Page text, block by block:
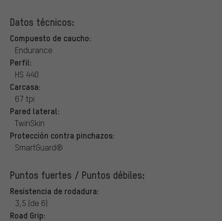
Datos técnicos:
Compuesto de caucho:
Endurance
Perfil:
HS 440
Carcasa:
67 tpi
Pared lateral:
TwinSkin
Protección contra pinchazos:
SmartGuard®
Puntos fuertes / Puntos débiles:
Resistencia de rodadura:
3,5 (de 6)
Road Grip: